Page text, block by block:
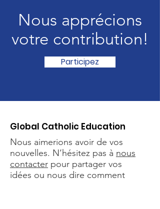
Nous apprécions
votre contribution!
Participez
Global Catholic Education
Nous aimerions avoir de vos
nouvelles. N’hésitez pas à nous
contacter pour partager vos
idées ou nous dire comment